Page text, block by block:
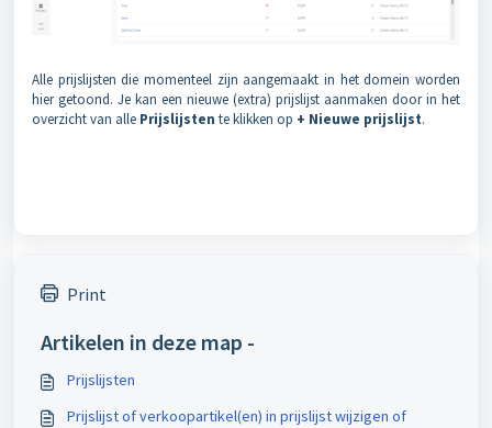
Alle prijslijsten die momenteel zijn aangemaakt in het domein worden
hier getoond. Je kan een nieuwe (extra) prijslijst aanmaken door in het
overzicht van alle Prijslijsten te klikken op + Nieuwe prijslijst.
Print
Artikelen in deze map -
Prijslijsten
Prijslijst of verkoopartikel(en) in prijslijst wijzigen of